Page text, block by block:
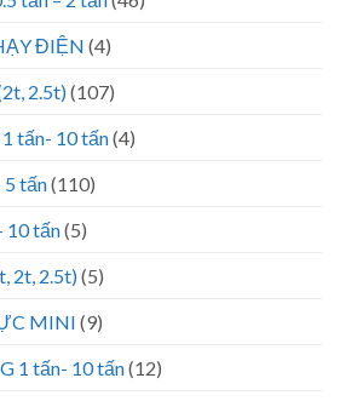
ĐIỆN (4)
2.5t)(107)
tấn- 10 tấn(4)
5 tấn(110)
10 tấn(5)
2t, 2.5t)(5)
MINI (9)
1 tấn- 10 tấn(12)